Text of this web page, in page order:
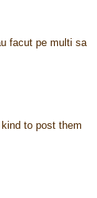
facut pe multi sa
to post them